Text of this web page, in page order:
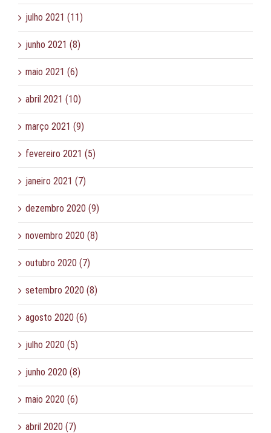
julho 2021 (11)
junho 2021 (8)
maio 2021 (6)
abril 2021 (10)
março 2021 (9)
fevereiro 2021 (5)
janeiro 2021 (7)
dezembro 2020 (9)
novembro 2020 (8)
outubro 2020 (7)
setembro 2020 (8)
agosto 2020 (6)
julho 2020 (5)
junho 2020 (8)
maio 2020 (6)
abril 2020 (7)